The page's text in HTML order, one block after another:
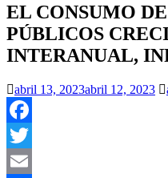
EL CONSUMO
PÚBLICOS
INTERANUAL,
abril 13, 2023abril 12, 2023
Facebook
Twitter